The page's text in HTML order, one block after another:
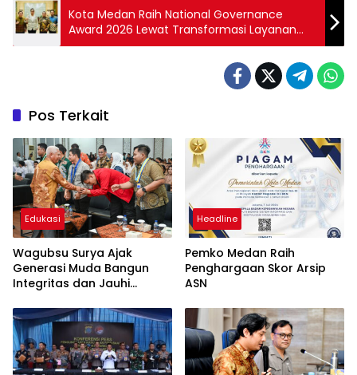
Kota Medan Raih National Governance
Award 2026 Lewat Transformasi Layanan
Digital
Pos Terkait
Edukasi
Wagubsu Surya Ajak
Generasi Muda Bangun
Integritas dan Jauhi
Headline
Pemko Medan Raih
Penghargaan Skor Arsip
ASN